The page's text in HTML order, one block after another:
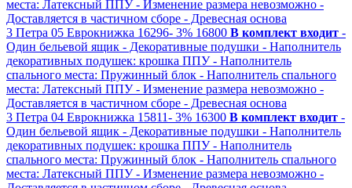
места: Латексный ППУ - Изменение размера невозможно -
Доставляется в частичном сборе - Древесная основа
3 Петра 05 Еврокнижка 16296- 3% 16800 В комплект входит -
Один бельевой ящик - Декоративные подушки - Наполнитель
декоративных подушек: крошка ППУ - Наполнитель
спального места: Пружинный блок - Наполнитель спального
места: Латексный ППУ - Изменение размера невозможно -
Доставляется в частичном сборе - Древесная основа
3 Петра 04 Еврокнижка 15811- 3% 16300 В комплект входит -
Один бельевой ящик - Декоративные подушки - Наполнитель
декоративных подушек: крошка ППУ - Наполнитель
спального места: Пружинный блок - Наполнитель спального
места: Латексный ППУ - Изменение размера невозможно -